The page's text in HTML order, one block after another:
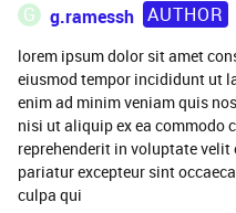
G g.ramessh AUTHOR
lorem ipsum dolor sit amet
eiusmod tempor incididunt ut
enim ad minim veniam quis
nisi ut aliquip ex ea commodo
reprehenderit in voluptate
pariatur excepteur sint
culpa qui